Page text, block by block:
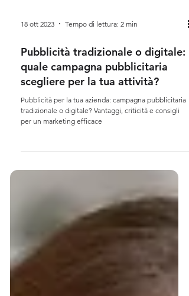
18 ott 2023 Tempo di lettura: 2 min
Pubblicità tradizionale o digitale:
quale campagna pubblicitaria
scegliere per la tua attività?
Pubblicità per la tua azienda: campagna pubblicitaria
per un marketing efficace